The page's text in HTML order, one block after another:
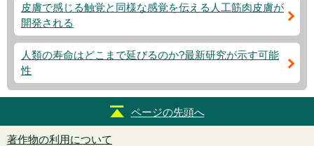
皮膚で感じる触覚と同様な感覚を伝える人工筋肉皮膚が
開発される
人類の寿命はどこまで延びるのか?最新研究が示す可能
性
ページの先頭へ
著作物の利用について